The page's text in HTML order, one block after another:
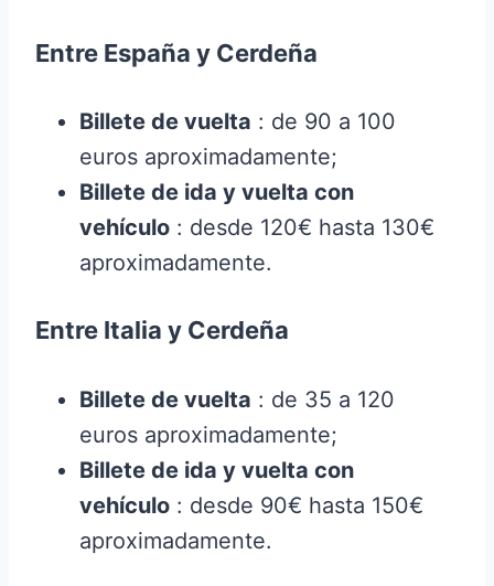
Entre España y Cerdeña
Billete de vuelta : de 90 a 100
euros aproximadamente;
Billete de ida y vuelta con
vehículo : desde 120€ hasta 130€
aproximadamente.
Entre Italia y Cerdeña
Billete de vuelta : de 35 a 120
euros aproximadamente;
Billete de ida y vuelta con
vehículo : desde 90€ hasta 150€
aproximadamente.